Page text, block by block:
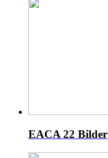
EACA22 Bilder